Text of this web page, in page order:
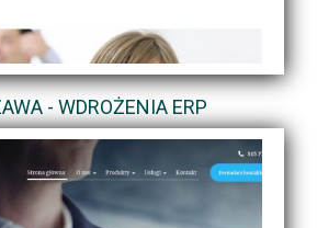
- WDROŻENIA ERP